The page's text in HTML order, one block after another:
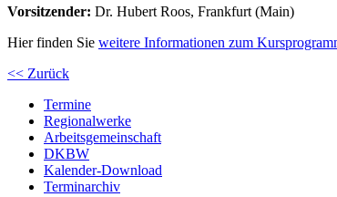
Vorsitzender: Dr. Hubert Roos, Frankfurt (Main)
Hier finden Sie weitere Informationen zum
<< Zurück
Termine
Regionalwerke
Arbeitsgemeinschaft
DKBW
Kalender-Download
Terminarchiv